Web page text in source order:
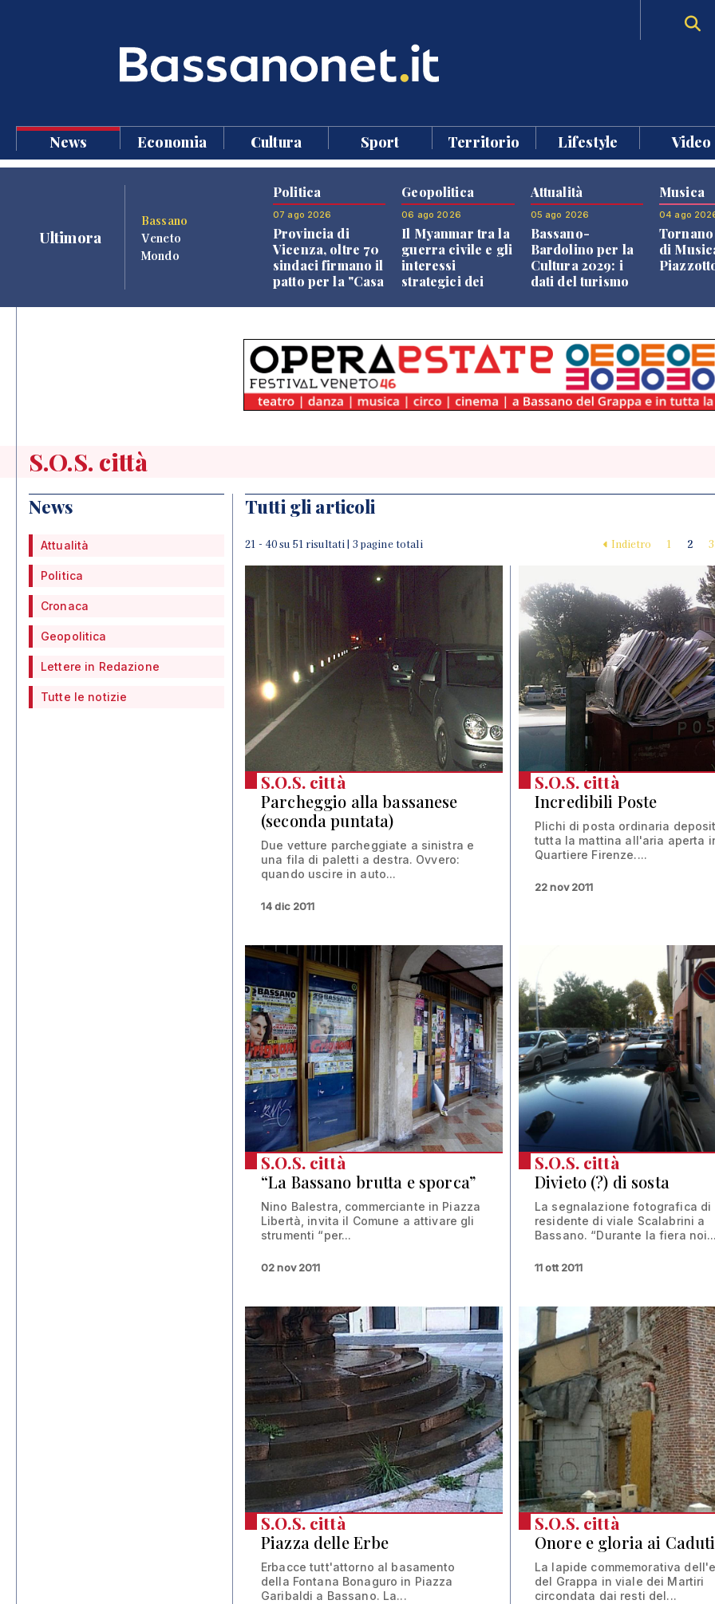
News Economia Cultura Sport Territorio Lifestyle Video
Ultimora
Bassano
Veneto
Mondo
Politica
07 ago 2026
Provincia di
Vicenza, oltre 70
sindaci firmano il
patto per la "Casa
Geopolitica
06 ago 2026
Il Myanmar tra la
guerra civile e gli
interessi
strategici dei
Attualità
05 ago 2026
Bassano-
Bardolino per la
Cultura 2029: i
dati del turismo
Musica
04 ago
di
S.O.S. città
News
Attualità
Politica
Cronaca
Geopolitica
Lettere in Redazione
Tutte le notizie
Tutti gli articoli
21 - 40 su 51 risultati | 3 pagine totali Indietro 1 2 3
S.O.S. città
Parcheggio alla bassanese
(seconda puntata)
Due vetture parcheggiate a sinistra e
una fila di paletti a destra. Ovvero:
quando uscire in auto...
14 dic 2011
S.O.S. città
Incredibili Poste
Plichi di posta ordinaria
tutta la mattina all'aria aperta
Quartiere Firenze....
22 nov 2011
S.O.S. città
“La Bassano brutta e sporca”
Nino Balestra, commerciante in Piazza
Libertà, invita il Comune a attivare gli
strumenti “per...
02 nov 2011
S.O.S. città
Divieto (?) di sosta
La segnalazione fotografica di
residente di viale Scalabrini a
Bassano. “Durante la fiera
11 ott 2011
S.O.S. città
Piazza delle Erbe
Erbacce tutt'attorno al basamento
della Fontana Bonaguro in Piazza
Garibaldi a Bassano. La...
S.O.S. città
Onore e gloria ai
La lapide commemorativa
del Grappa in viale dei Martiri
circondata dai resti del...